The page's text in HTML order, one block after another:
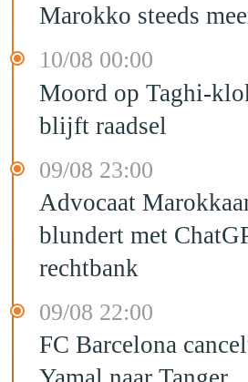
Marokko steeds
10/08 00:00
Moord op Taghi-
blijft raadsel
09/08 23:00
Advocaat
blundert met
rechtbank
09/08 22:00
FC Barcelona